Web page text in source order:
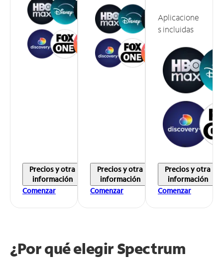
Precios y otra
información
Comenzar
Precios y otra
información
Comenzar
Aplicacione
s incluidas
Precios y otra
información
Comenzar
¿Por qué elegir Spectrum